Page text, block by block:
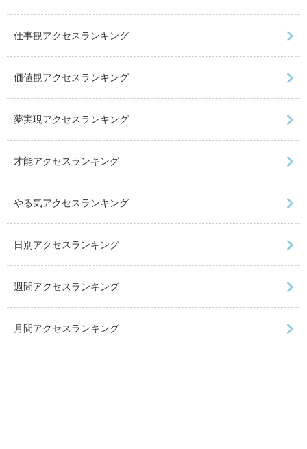
仕事観アクセスランキング
価値観アクセスランキング
夢実現アクセスランキング
才能アクセスランキング
やる気アクセスランキング
日別アクセスランキング
週間アクセスランキング
月間アクセスランキング